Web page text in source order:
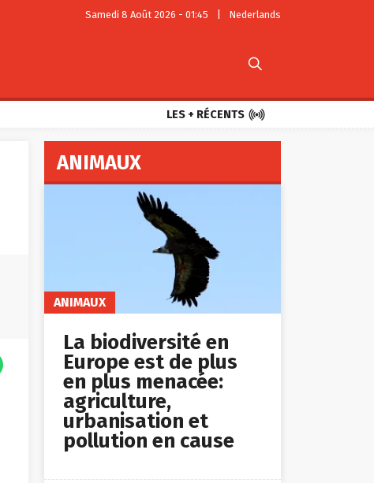
Samedi 8 Août 2026 - 01:45 Nederlands

LES + RÉCENTS 
ANIMAUX
ANIMAUX
La biodiversité en
Europe est de plus
en plus menacée:
agriculture,
urbanisation et
pollution en cause